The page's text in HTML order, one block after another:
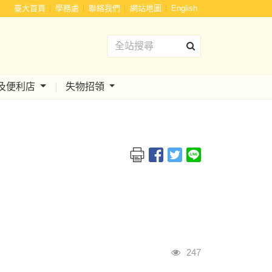
::: 臺大首頁 學務處 聯絡我們 網站地圖 English
便利店 失物招領
瀏覽人次
247